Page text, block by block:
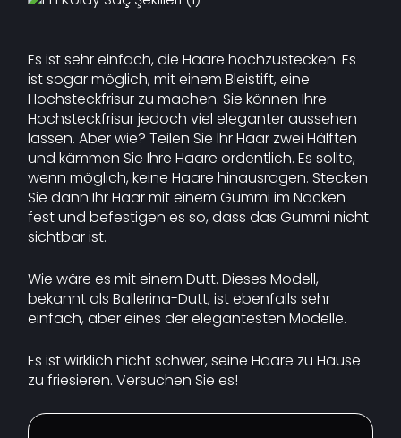
Es ist sehr einfach, die Haare hochzustecken. Es
ist sogar möglich, mit einem Bleistift, eine
Hochsteckfrisur zu machen. Sie können Ihre
Hochsteckfrisur jedoch viel eleganter aussehen
lassen. Aber wie? Teilen Sie Ihr Haar zwei Hälften
und kämmen Sie Ihre Haare ordentlich. Es sollte,
wenn möglich, keine Haare hinausragen. Stecken
Sie dann Ihr Haar mit einem Gummi im Nacken
fest und befestigen es so, dass das Gummi nicht
sichtbar ist.
Wie wäre es mit einem Dutt. Dieses Modell,
bekannt als Ballerina-Dutt, ist ebenfalls sehr
einfach, aber eines der elegantesten Modelle.
Es ist wirklich nicht schwer, seine Haare zu Hause
zu friesieren. Versuchen Sie es!